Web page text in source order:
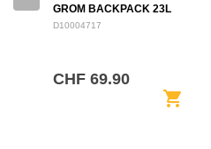
GROM BACKPACK 23L
D10004717
CHF 69.90
shopping_cart